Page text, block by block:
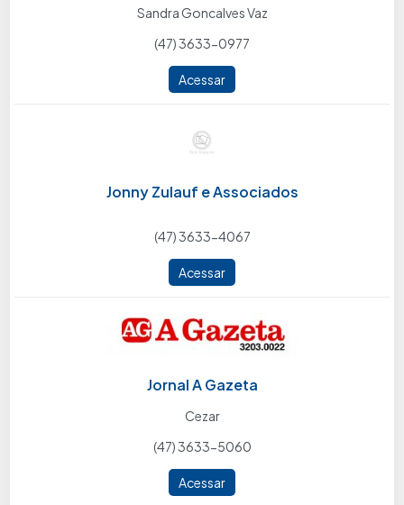
Sandra Goncalves Vaz
(47) 3633-0977
Acessar
Jonny Zulauf e Associados
(47) 3633-4067
Acessar
Jornal A Gazeta
Cezar
(47) 3633-5060
Acessar